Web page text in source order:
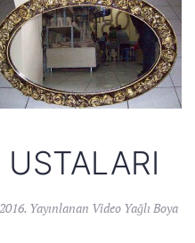
USTALARI
. Yayınlanan Video Yağlı Boya